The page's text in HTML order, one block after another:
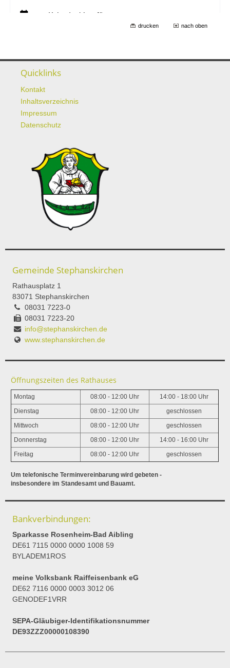
drucken nach oben
Quicklinks
Kontakt
Inhaltsverzeichnis
Impressum
Datenschutz
Gemeinde Stephanskirchen
Rathausplatz 1
83071 Stephanskirchen
08031 7223-0
08031 7223-20
info@stephanskirchen.de
www.stephanskirchen.de
Öffnungszeiten des Rathauses
Montag 08:00 - 12:00 Uhr 14:00 - 18:00 Uhr
Dienstag 08:00 - 12:00 Uhr geschlossen
Mittwoch 08:00 - 12:00 Uhr geschlossen
Donnerstag 08:00 - 12:00 Uhr 14:00 - 16:00 Uhr
Freitag 08:00 - 12:00 Uhr geschlossen
Um telefonische Terminvereinbarung wird gebeten -
insbesondere im Standesamt und Bauamt.
Bankverbindungen:
Sparkasse Rosenheim-Bad Aibling
DE61 7115 0000 0000 1008 59
BYLADEM1ROS
meine Volksbank Raiffeisenbank eG
DE62 7116 0000 0003 3012 06
GENODEF1VRR
SEPA-Gläubiger-Identifikationsnummer
DE93ZZZ00000108390